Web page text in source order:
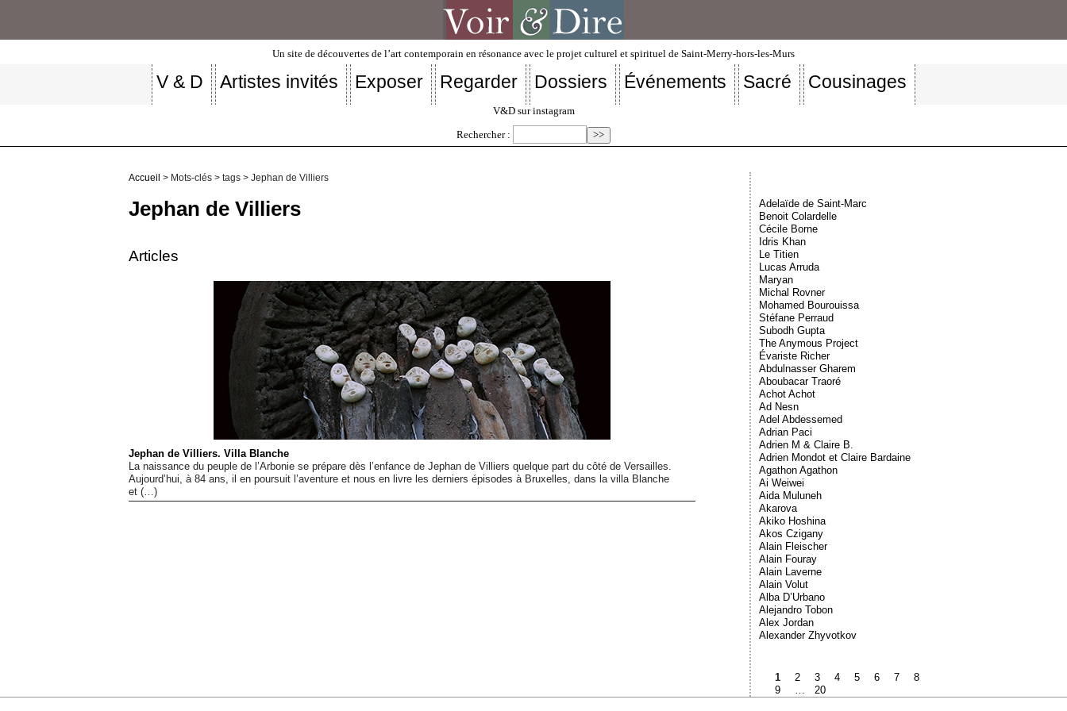
Un site de découvertes de l’art contemporain en résonance avec le projet culturel et spirituel de Saint-Merry-hors-les-Murs
V & D Artistes invités Exposer Regarder Dossiers Événements Sacré Cousinages
V&D sur instagram
Rechercher :
Accueil > Mots-clés > tags > Jephan de Villiers
Jephan de Villiers
Articles
Jephan de Villiers. Villa Blanche
La naissance du peuple de l’Arbonie se prépare dès l’enfance de Jephan de Villiers quelque part du côté de Versailles.
Aujourd’hui, à 84 ans, il en poursuit l’aventure et nous en livre les derniers épisodes à Bruxelles, dans la villa Blanche
et (…)
Adelaïde de Saint-Marc
Benoit Colardelle
Cécile Borne
Idris Khan
Le Titien
Lucas Arruda
Maryan
Michal Rovner
Mohamed Bourouissa
Stéfane Perraud
Subodh Gupta
The Anymous Project
Évariste Richer
Abdulnasser Gharem
Aboubacar Traoré
Achot Achot
Ad Nesn
Adel Abdessemed
Adrian Paci
Adrien M & Claire B.
Adrien Mondot et Claire Bardaine
Agathon Agathon
Ai Weiwei
Aida Muluneh
Akarova
Akiko Hoshina
Akos Czigany
Alain Fleischer
Alain Fouray
Alain Laverne
Alain Volut
Alba D’Urbano
Alejandro Tobon
Alex Jordan
Alexander Zhyvotkov
1 2 3 4 5 6 7
8
9
20